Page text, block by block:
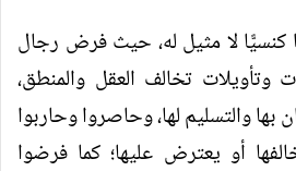
كنسيًّا لا مثيل له، حيث فرض رجال
وتأويلات تخالف العقل والمنطق،
بها والتسليم لها، وحاصروا وحاربوا
أو يعترض عليها؛ كما فرضوا